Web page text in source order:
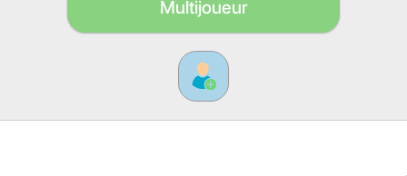
Multijoueur